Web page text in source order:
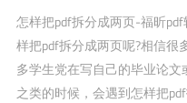
怎样把pdf拆分成两页-福昕
样把pdf拆分成两页呢?相信很
多学生党在写自己的毕业论
之类的时候，会遇到怎样把pdf